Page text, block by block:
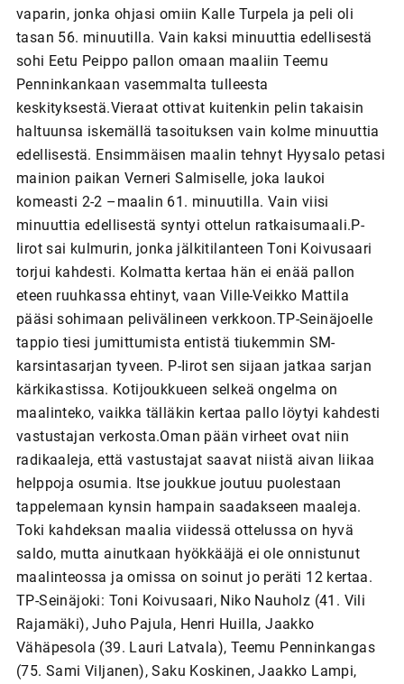
vaparin, jonka ohjasi omiin Kalle Turpela ja peli oli
tasan 56. minuutilla. Vain kaksi minuuttia edellisestä
sohi Eetu Peippo pallon omaan maaliin Teemu
Penninkankaan vasemmalta tulleesta
keskityksestä.Vieraat ottivat kuitenkin pelin takaisin
haltuunsa iskemällä tasoituksen vain kolme minuuttia
edellisestä. Ensimmäisen maalin tehnyt Hyysalo petasi
mainion paikan Verneri Salmiselle, joka laukoi
komeasti 2-2 –maalin 61. minuutilla. Vain viisi
minuuttia edellisestä syntyi ottelun ratkaisumaali.P-
Iirot sai kulmurin, jonka jälkitilanteen Toni Koivusaari
torjui kahdesti. Kolmatta kertaa hän ei enää pallon
eteen ruuhkassa ehtinyt, vaan Ville-Veikko Mattila
pääsi sohimaan pelivälineen verkkoon.TP-Seinäjoelle
tappio tiesi jumittumista entistä tiukemmin SM-
karsintasarjan tyveen. P-Iirot sen sijaan jatkaa sarjan
kärkikastissa. Kotijoukkueen selkeä ongelma on
maalinteko, vaikka tälläkin kertaa pallo löytyi kahdesti
vastustajan verkosta.Oman pään virheet ovat niin
radikaaleja, että vastustajat saavat niistä aivan liikaa
helppoja osumia. Itse joukkue joutuu puolestaan
tappelemaan kynsin hampain saadakseen maaleja.
Toki kahdeksan maalia viidessä ottelussa on hyvä
saldo, mutta ainutkaan hyökkääjä ei ole onnistunut
maalinteossa ja omissa on soinut jo peräti 12 kertaa.
TP-Seinäjoki: Toni Koivusaari, Niko Nauholz (41. Vili
Rajamäki), Juho Pajula, Henri Huilla, Jaakko
Vähäpesola (39. Lauri Latvala), Teemu Penninkangas
(75. Sami Viljanen), Saku Koskinen, Jaakko Lampi,